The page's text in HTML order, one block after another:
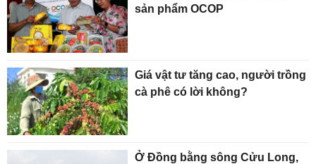
sản phẩm OCOP
Giá vật tư tăng cao, người trồng
cà phê có lời không?
Ở Đồng bằng sông Cửu Long,